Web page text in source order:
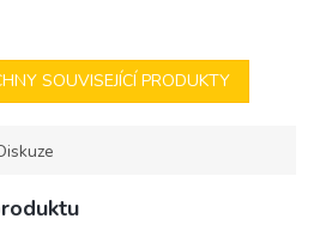
SOUVISEJÍCÍ PRODUKTY